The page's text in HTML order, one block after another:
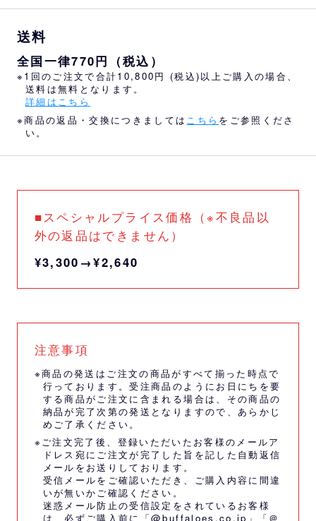
送料
全国一律770円（税込）
※1回のご注文で合計10,800円 (税込)以上ご購入の場合、
送料は無料となります。
詳細はこちら
※商品の返品・交換につきましては こちら をご参照くださ
い。
■スペシャルプライス価格（※不良品以
外の返品はできません）
¥3,300→¥2,640
注意事項
※商品の発送はご注文の商品がすべて揃った時点で
行っております。受注商品のようにお日にちを要
する商品がご注文に含まれる場合は、その商品の
納品が完了次第の発送となりますので、あらかじ
めご了承ください。
※ご注文完了後、登録いただいたお客様のメールア
ドレス宛にご注文が完了した旨を記した自動返信
メールをお送りしております。
受信メールをご確認いただき、ご購入内容に間違
いが無いかご確認ください。
迷惑メール防止の受信設定をされているお客様
は、必ずご購入前に「@buffaloes.co.jp」「＠